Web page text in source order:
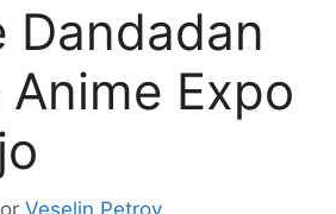
Dandadan
Expo
Veselin Petrov